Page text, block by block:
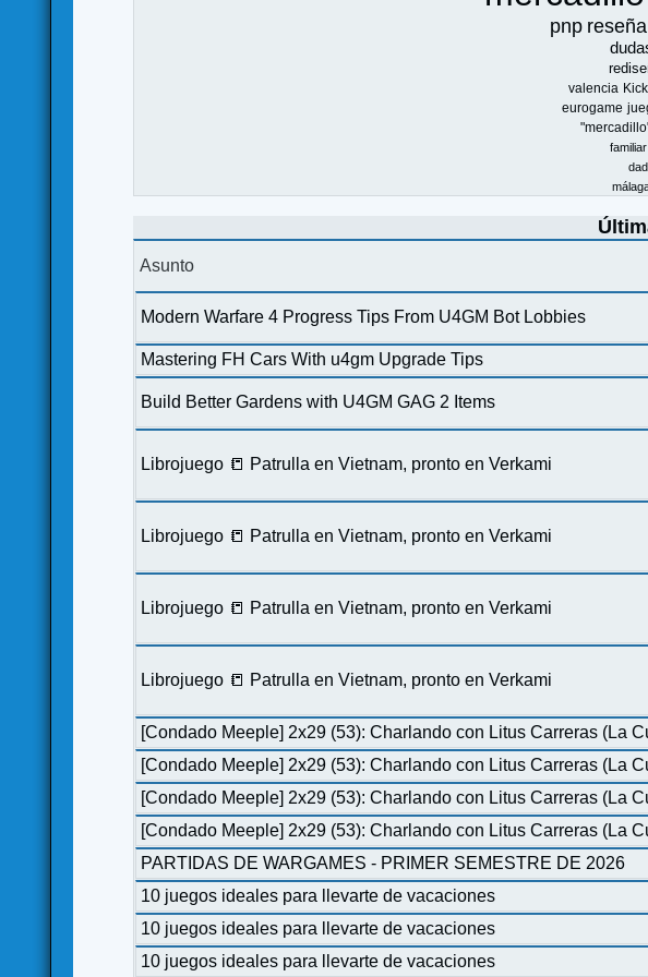
pnp reseña
valencia
eurogame
familiar
Asunto
Modern Warfare 4 Progress Tips From U4GM Bot Lobbies
Mastering FH Cars With u4gm Upgrade Tips
Build Better Gardens with U4GM GAG 2 Items
Librojuego 📒 Patrulla en Vietnam, pronto en Verkami
Librojuego 📒 Patrulla en Vietnam, pronto en Verkami
Librojuego 📒 Patrulla en Vietnam, pronto en Verkami
Librojuego 📒 Patrulla en Vietnam, pronto en Verkami
[Condado Meeple] 2x29 (53): Charlando con Litus Carreras (La
[Condado Meeple] 2x29 (53): Charlando con Litus Carreras (La
[Condado Meeple] 2x29 (53): Charlando con Litus Carreras (La
[Condado Meeple] 2x29 (53): Charlando con Litus Carreras (La
PARTIDAS DE WARGAMES - PRIMER SEMESTRE DE 2026
10 juegos ideales para llevarte de vacaciones
10 juegos ideales para llevarte de vacaciones
10 juegos ideales para llevarte de vacaciones